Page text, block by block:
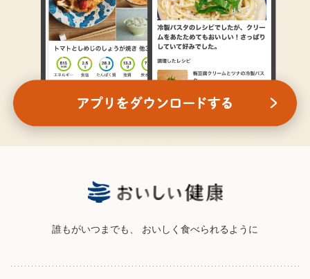
誰もがいつまでも、 おいしく食べられるように